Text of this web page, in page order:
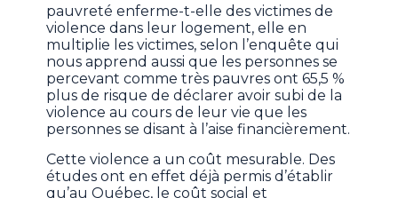
pauvreté enferme-t-elle des victimes de
violence dans leur logement, elle en
multiplie les victimes, selon l’enquête qui
nous apprend aussi que les personnes se
percevant comme très pauvres ont 65,5 %
plus de risque de déclarer avoir subi de la
violence au cours de leur vie que les
personnes se disant à l’aise financièrement.
Cette violence a un coût mesurable. Des
études ont en effet déjà permis d’établir
qu’au Québec, le coût social et